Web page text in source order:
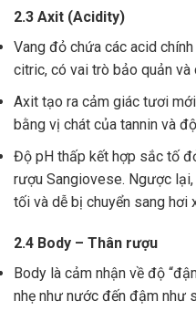
2.3 Axit (Acidity)
Vang đỏ chứa các acid
citric, có vai trò bảo quản và
Axit tạo ra cảm giác tươi
bằng vị chát của tannin và
Độ pH thấp kết hợp sắc tố
rượu Sangiovese. Ngược
tối và dễ bị chuyển sang hơi
2.4 Body – Thân rượu
Body là cảm nhận về độ
nhẹ như nước đến đậm như